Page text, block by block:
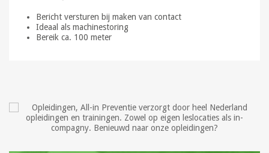
Bericht versturen bij maken van contact
Ideaal als machinestoring
Bereik ca. 100 meter